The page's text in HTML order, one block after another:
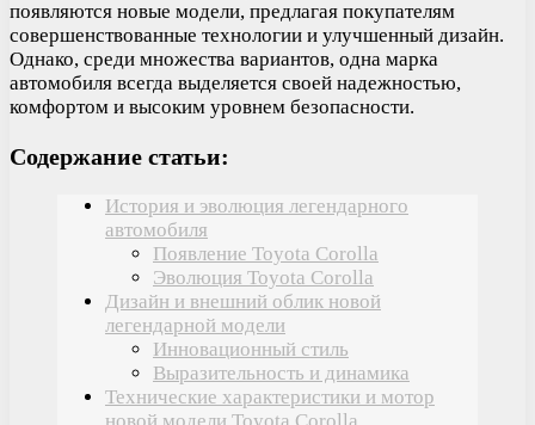
появляются новые модели, предлагая покупателям
совершенствованные технологии и улучшенный дизайн.
Однако, среди множества вариантов, одна марка
автомобиля всегда выделяется своей надежностью,
комфортом и высоким уровнем безопасности.
Содержание статьи:
История и эволюция легендарного
автомобиля
Появление Toyota Corolla
Эволюция Toyota Corolla
Дизайн и внешний облик новой
легендарной модели
Инновационный стиль
Выразительность и динамика
Технические характеристики и мотор
новой модели Toyota Corolla